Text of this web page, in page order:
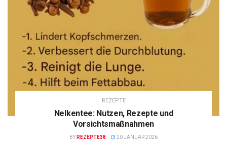
REZEPTE
Nelkentee: Nutzen, Rezepte und
Vorsichtsmaßnahmen
BY REZEPTE38 20 JANUAR 2026